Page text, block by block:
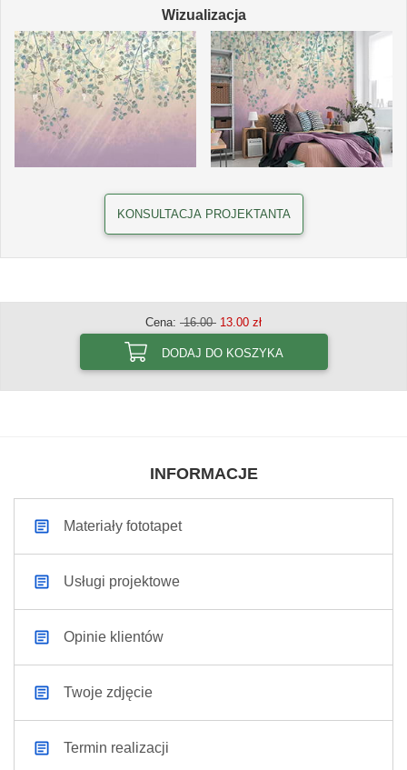
Wizualizacja
KONSULTACJA PROJEKTANTA
Cena: 16.00 13.00 zł
DODAJ DO KOSZYKA
INFORMACJE
Materiały fototapet
Usługi projektowe
Opinie klientów
Twoje zdjęcie
Termin realizacji